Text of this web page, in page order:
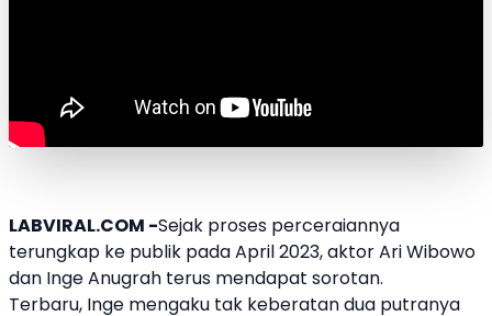
LABVIRAL.COM -Sejak proses perceraiannya
terungkap ke publik pada April 2023, aktorAri Wibowo
dan Inge Anugrah terus mendapat sorotan.
Terbaru, Inge mengaku tak keberatan dua putranya